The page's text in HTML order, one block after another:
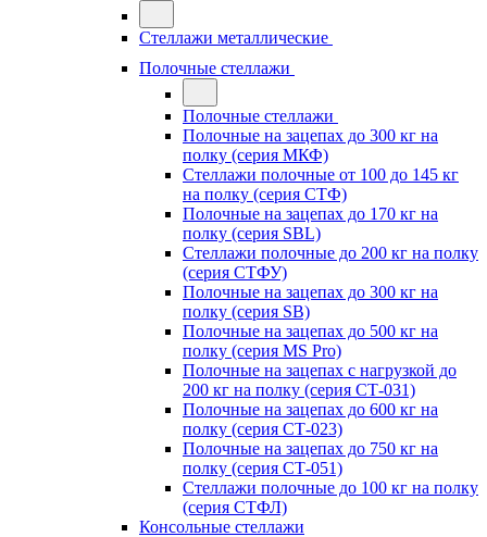
Стеллажи металлические
Полочные стеллажи
Полочные стеллажи
Полочные на зацепах до 300 кг на
полку (серия МКФ)
Стеллажи полочные от 100 до 145 кг
на полку (серия СТФ)
Полочные на зацепах до 170 кг на
полку (серия SBL)
Стеллажи полочные до 200 кг на полку
(серия СТФУ)
Полочные на зацепах до 300 кг на
полку (серия SB)
Полочные на зацепах до 500 кг на
полку (серия MS Pro)
Полочные на зацепах с нагрузкой до
200 кг на полку (серия СТ-031)
Полочные на зацепах до 600 кг на
полку (серия СТ-023)
Полочные на зацепах до 750 кг на
полку (серия СТ-051)
Стеллажи полочные до 100 кг на полку
(серия СТФЛ)
Консольные стеллажи